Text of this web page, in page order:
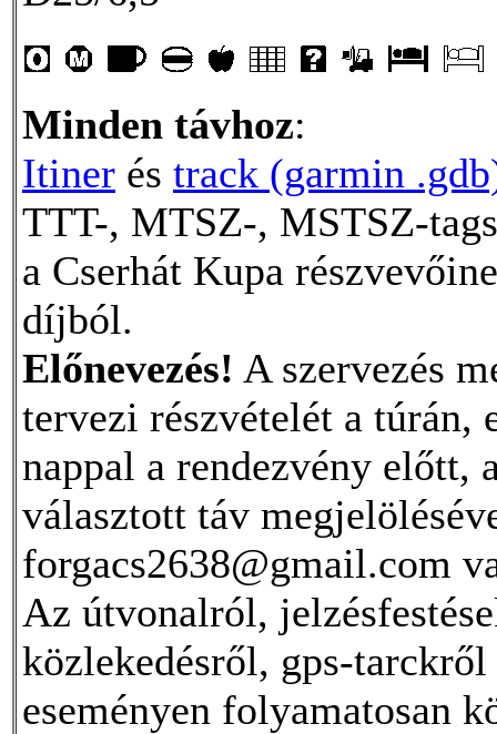
Minden távhoz:
Itiner és track (garmin
TTT-, MTSZ-, MSTSZ-
a Cserhát Kupa
díjból.
Előnevezés! A szervezés
tervezi részvételét a túrán,
nappal a rendezvény előtt,
választott táv
forgacs2638@gmail.com
Az útvonalról,
közlekedésről, gps-
eseményen folyamatosan